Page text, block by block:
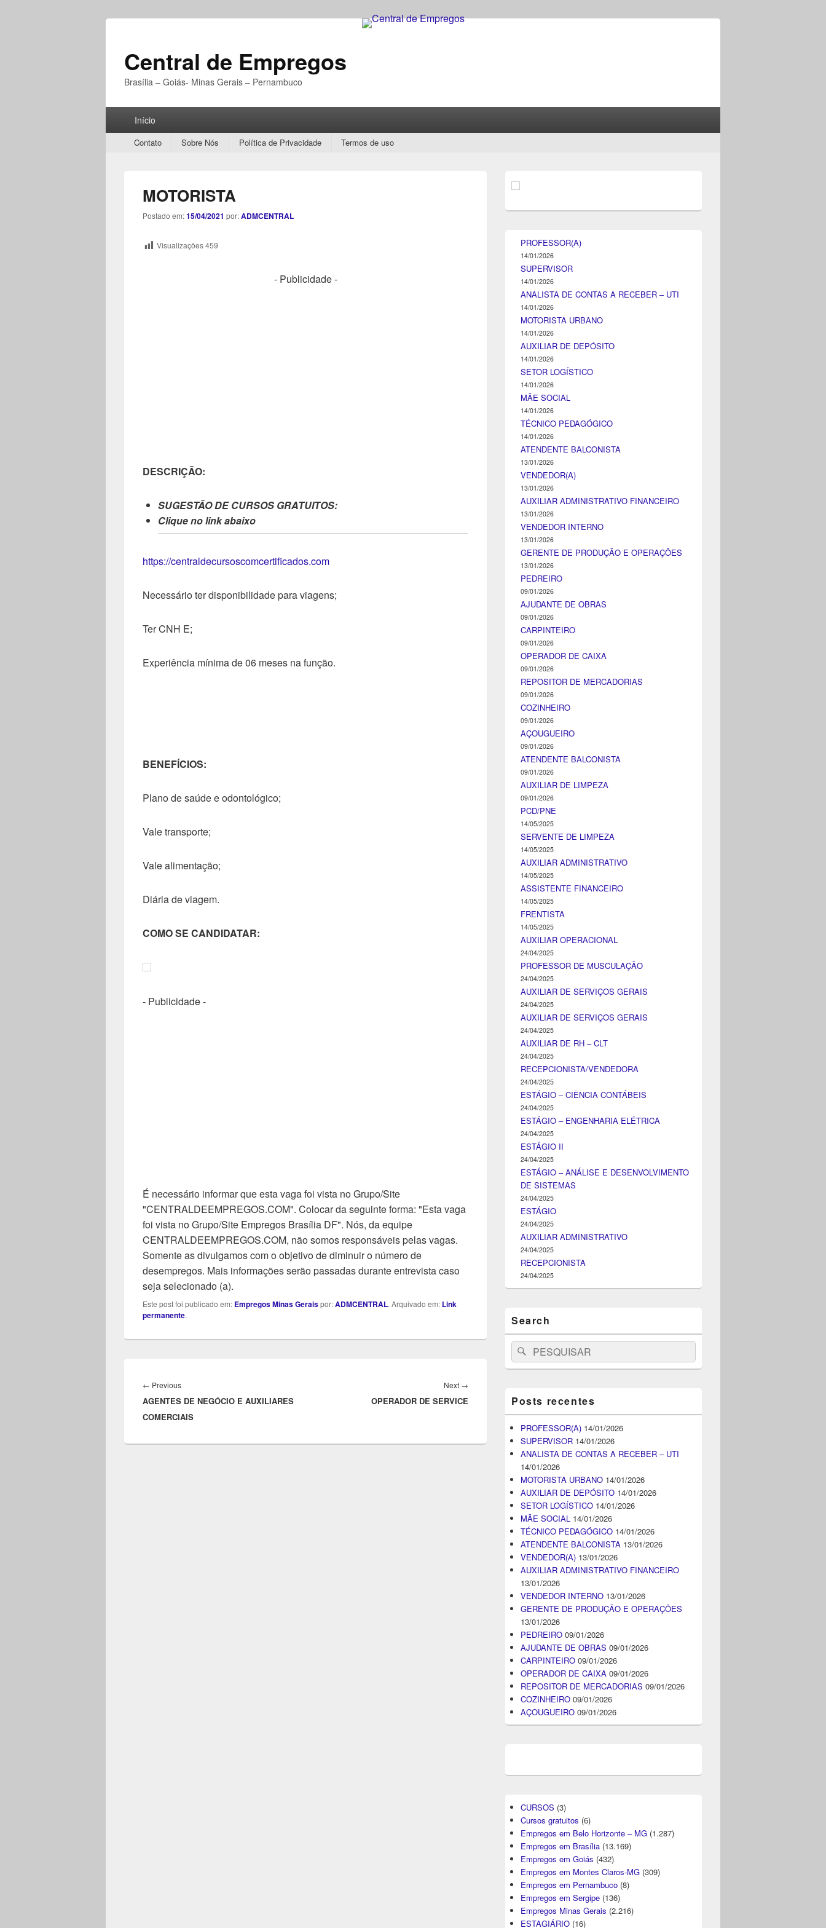
Central de Empregos
Brasília – Goiás- Minas Gerais – Pernambuco
PrincipalInício
Secondary
Contato Sobre Nós Política de Privacidade Termos de uso
MOTORISTA
Postado em:15/04/2021 por:ADMCENTRAL
Visualizações459
- Publicidade -
DESCRIÇÃO:
SUGESTÃO DE CURSOS GRATUITOS:
Clique no link abaixo
https://centraldecursoscomcertificados.com
Necessário ter disponibilidade para viagens;
Ter CNH E;
Experiência mínima de 06 meses na função.
BENEFÍCIOS:
Plano de saúde e odontológico;
Vale transporte;
Vale alimentação;
Diária de viagem.
COMO SE CANDIDATAR:
- Publicidade -
É necessário informar que esta vaga foi vista no Grupo/Site
"CENTRALDEEMPREGOS.COM". Colocar da seguinte forma: "Esta vaga
foi vista no Grupo/Site Empregos Brasília DF". Nós, da equipe
CENTRALDEEMPREGOS.COM, não somos responsáveis pelas vagas.
Somente as divulgamos com o objetivo de diminuir o número de
desempregos. Mais informações serão passadas durante entrevista caso
seja selecionado (a).
Este post foi publicado em: Empregos Minas Geraispor:ADMCENTRAL. Arquivado em: Link
permanente.
de
Post
← PreviousPrevious
post:
AGENTES DE NEGÓCIO E AUXILIARES
COMERCIAIS
Next →
OPERADOR DE SERVICE
da
lateral
PROFESSOR(A)
14/01/2026
SUPERVISOR
14/01/2026
ANALISTA DE CONTAS A RECEBER – UTI
14/01/2026
MOTORISTA URBANO
14/01/2026
AUXILIAR DE DEPÓSITO
14/01/2026
SETOR LOGÍSTICO
14/01/2026
MÃE SOCIAL
14/01/2026
TÉCNICO PEDAGÓGICO
14/01/2026
ATENDENTE BALCONISTA
13/01/2026
VENDEDOR(A)
13/01/2026
AUXILIAR ADMINISTRATIVO FINANCEIRO
13/01/2026
VENDEDOR INTERNO
13/01/2026
GERENTE DE PRODUÇÃO E OPERAÇÕES
13/01/2026
PEDREIRO
09/01/2026
AJUDANTE DE OBRAS
09/01/2026
CARPINTEIRO
09/01/2026
OPERADOR DE CAIXA
09/01/2026
REPOSITOR DE MERCADORIAS
09/01/2026
COZINHEIRO
09/01/2026
AÇOUGUEIRO
09/01/2026
ATENDENTE BALCONISTA
09/01/2026
AUXILIAR DE LIMPEZA
09/01/2026
PCD/PNE
14/05/2025
SERVENTE DE LIMPEZA
14/05/2025
AUXILIAR ADMINISTRATIVO
14/05/2025
ASSISTENTE FINANCEIRO
14/05/2025
FRENTISTA
14/05/2025
AUXILIAR OPERACIONAL
24/04/2025
PROFESSOR DE MUSCULAÇÃO
24/04/2025
AUXILIAR DE SERVIÇOS GERAIS
24/04/2025
AUXILIAR DE SERVIÇOS GERAIS
24/04/2025
AUXILIAR DE RH – CLT
24/04/2025
RECEPCIONISTA/VENDEDORA
24/04/2025
ESTÁGIO – CIÊNCIA CONTÁBEIS
24/04/2025
ESTÁGIO – ENGENHARIA ELÉTRICA
24/04/2025
ESTÁGIO II
24/04/2025
ESTÁGIO – ANÁLISE E DESENVOLVIMENTO
DE SISTEMAS
24/04/2025
ESTÁGIO
24/04/2025
AUXILIAR ADMINISTRATIVO
24/04/2025
RECEPCIONISTA
24/04/2025
Search
Search
for:
Pesquisar
Posts recentes
PROFESSOR(A) 14/01/2026
SUPERVISOR 14/01/2026
ANALISTA DE CONTAS A RECEBER – UTI
14/01/2026
MOTORISTA URBANO 14/01/2026
AUXILIAR DE DEPÓSITO 14/01/2026
SETOR LOGÍSTICO 14/01/2026
MÃE SOCIAL 14/01/2026
TÉCNICO PEDAGÓGICO 14/01/2026
ATENDENTE BALCONISTA 13/01/2026
VENDEDOR(A) 13/01/2026
AUXILIAR ADMINISTRATIVO FINANCEIRO
13/01/2026
VENDEDOR INTERNO 13/01/2026
GERENTE DE PRODUÇÃO E OPERAÇÕES
13/01/2026
PEDREIRO 09/01/2026
AJUDANTE DE OBRAS 09/01/2026
CARPINTEIRO 09/01/2026
OPERADOR DE CAIXA 09/01/2026
REPOSITOR DE MERCADORIAS 09/01/2026
COZINHEIRO 09/01/2026
AÇOUGUEIRO 09/01/2026
CURSOS (3)
Cursos gratuitos (6)
Empregos em Belo Horizonte – MG (1.287)
Empregos em Brasília (13.169)
Empregos em Goiás (432)
Empregos em Montes Claros-MG (309)
Empregos em Pernambuco (8)
Empregos em Sergipe (136)
Empregos Minas Gerais (2.216)
ESTAGIÁRIO (16)